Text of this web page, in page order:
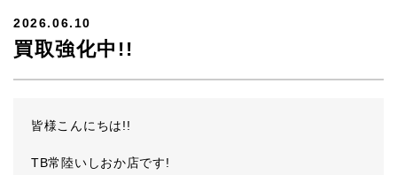
2026.06.10
買取強化中!!
皆様こんにちは!!
TB常陸いしおか店です!